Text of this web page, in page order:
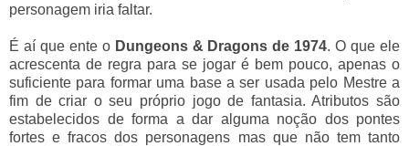
personagem iria faltar.
É aí que ente o Dungeons & Dragons de 1974. O que ele
acrescenta de regra para se jogar é bem pouco, apenas o
suficiente para formar uma base a ser usada pelo Mestre a
fim de criar o seu próprio jogo de fantasia. Atributos são
estabelecidos de forma a dar alguma noção dos pontes
fortes e fracos dos personagens mas que não tem tanto